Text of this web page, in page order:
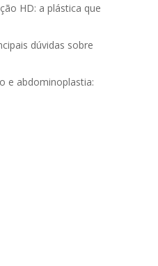
HD: a plástica que
dúvidas sobre
e abdominoplastia: